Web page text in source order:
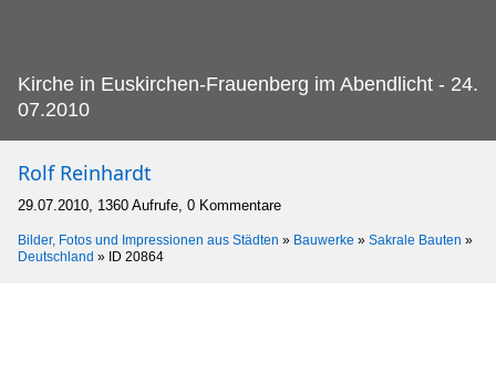
Kirche in Euskirchen-Frauenberg im Abendlicht - 24.
07.2010
Rolf Reinhardt
29.07.2010, 1360 Aufrufe, 0 Kommentare
Bilder, Fotos und Impressionen aus Städten » Bauwerke » Sakrale Bauten »
Deutschland » ID 20864